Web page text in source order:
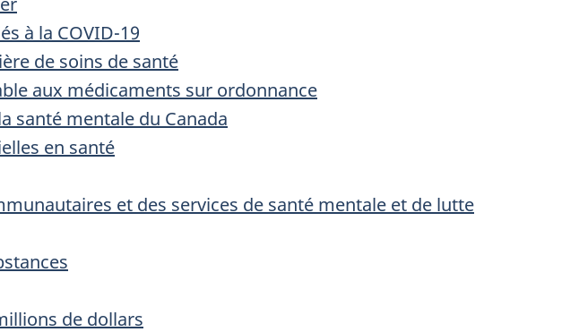
à la COVID-19
de soins de santé
aux médicaments sur ordonnance
santé mentale du Canada
en santé
et des services de santé mentale et de lutte
de dollars